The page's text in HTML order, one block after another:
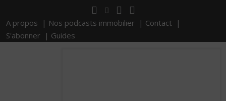
A propos | Nos podcasts immobilier | Contact |
S'abonner | Guides